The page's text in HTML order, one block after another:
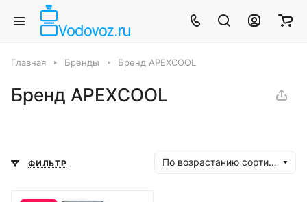
Главная Бренды Бренд APEXCOOL
Бренд APEXCOOL
ФИЛЬТР По возрастанию сортировки